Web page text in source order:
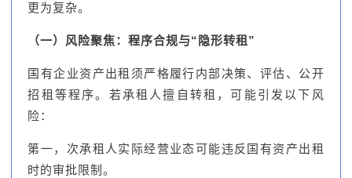
更为复杂。
（一）风险聚焦：程序合规与“隐形转租”
国有企业资产出租须严格履行内部决策、评估、公开
招租等程序。若承租人擅自转租，可能引发以下风
险：
第一，次承租人实际经营业态可能违反国有资产出租
时的审批限制。